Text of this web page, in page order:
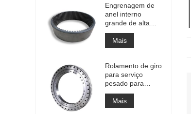
Engrenagem de
anel interno
grande de alta
precisão
Engrenagem de
metal cilíndrica
de nitretação
Mais
Rolamento de giro
para serviço
pesado para
equipamento de
guindaste
portuário
Mais